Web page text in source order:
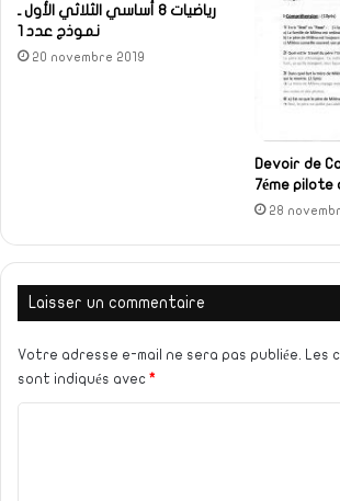
رياضيات 8 أساسي الثلاثي الأول ـ
نموذج عدد 1
20 novembre 2019
Devoir de
7éme
28
Laisser un commentaire
Votre adresse e-mail ne sera pas publiée. Les
sont indiqués avec *